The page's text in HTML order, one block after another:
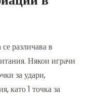
различава в
Някои играчи
за удари,
като 1 точка за